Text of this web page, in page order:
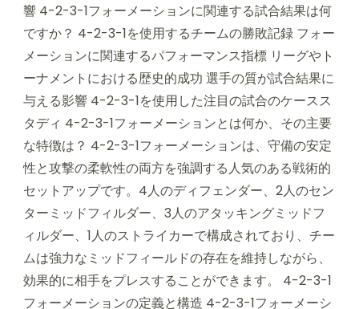
響 4-2-3-1フォーメーションに関連する試合結果は何
ですか？ 4-2-3-1を使用するチームの勝敗記録 フォー
メーションに関連するパフォーマンス指標 リーグやト
ーナメントにおける歴史的成功 選手の質が試合結果に
与える影響 4-2-3-1を使用した注目の試合のケースス
タディ 4-2-3-1フォーメーションとは何か、その主要
な特徴は？ 4-2-3-1フォーメーションは、守備の安定
性と攻撃の柔軟性の両方を強調する人気のある戦術的
セットアップです。4人のディフェンダー、2人のセン
ターミッドフィルダー、3人のアタッキングミッドフ
ィルダー、1人のストライカーで構成されており、チー
ムは強力なミッドフィールドの存在を維持しながら、
効果的に相手をプレスすることができます。 4-2-3-1
フォーメーションの定義と構造 4-2-3-1フォーメーシ